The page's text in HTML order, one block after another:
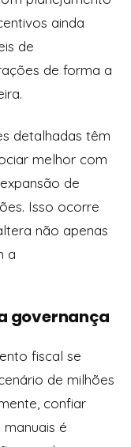
ainda
de
de forma a
detalhadas têm
melhor com
de
Isso ocorre
não apenas
a
governança
fiscal se
de milhões
confiar
é